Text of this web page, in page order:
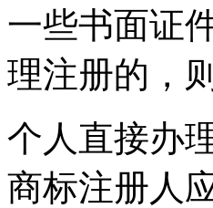
一些书面证
理注册的，
个人直接办
商标注册人